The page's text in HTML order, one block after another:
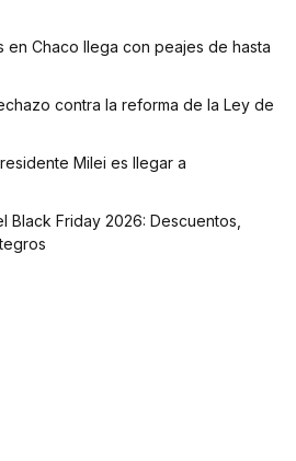
en Chaco llega con peajes de hasta
contra la reforma de la Ley de
Milei es llegar a
Black Friday 2026: Descuentos,